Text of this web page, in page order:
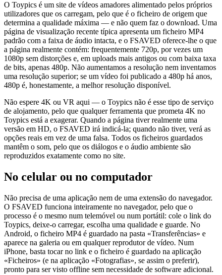
O Toypics é um site de vídeos amadores alimentado pelos próprios
utilizadores que os carregam, pelo que é o ficheiro de origem que
determina a qualidade máxima — e não quem faz o download. Uma
página de visualização recente típica apresenta um ficheiro MP4
padrão com a faixa de áudio intacta, e o FSAVED oferece-lhe o que
a página realmente contém: frequentemente 720p, por vezes um
1080p sem distorções e, em uploads mais antigos ou com baixa taxa
de bits, apenas 480p. Não aumentamos a resolução nem inventamos
uma resolução superior; se um vídeo foi publicado a 480p há anos,
480p é, honestamente, a melhor resolução disponível.
Não espere 4K ou VR aqui — o Toypics não é esse tipo de serviço
de alojamento, pelo que qualquer ferramenta que prometa 4K no
Toypics está a exagerar. Quando a página tiver realmente uma
versão em HD, o FSAVED irá indicá-la; quando não tiver, verá as
opções reais em vez de uma falsa. Todos os ficheiros guardados
mantêm o som, pelo que os diálogos e o áudio ambiente são
reproduzidos exatamente como no site.
No celular ou no computador
Não precisa de uma aplicação nem de uma extensão do navegador.
O FSAVED funciona inteiramente no navegador, pelo que o
processo é o mesmo num telemóvel ou num portátil: cole o link do
Toypics, deixe-o carregar, escolha uma qualidade e guarde. No
Android, o ficheiro MP4 é guardado na pasta «Transferências» e
aparece na galeria ou em qualquer reprodutor de vídeo. Num
iPhone, basta tocar no link e o ficheiro é guardado na aplicação
«Ficheiros» (e na aplicação «Fotografias», se assim o preferir),
pronto para ser visto offline sem necessidade de software adicional.